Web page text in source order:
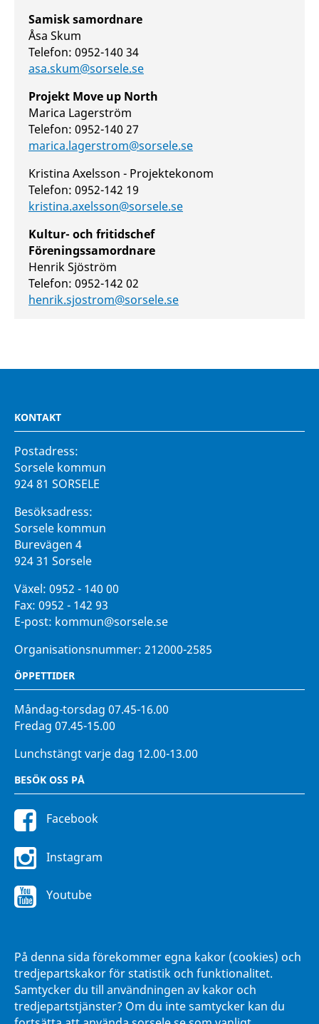
På denna sida förekommer egna kakor (cookies) och
tredjepartskakor för statistik och funktionalitet.
Samtycker du till användningen av kakor och
tredjepartstjänster? Om du inte samtycker kan du
Samisk samordnare
Åsa Skum
Telefon: 0952-140 34
asa.skum@sorsele.se
Projekt Move up North
Marica Lagerström
Telefon: 0952-140 27
marica.lagerstrom@sorsele.se
Kristina Axelsson - Projektekonom
Telefon: 0952-142 19
kristina.axelsson@sorsele.se
Kultur- och fritidschef
Föreningssamordnare
Henrik Sjöström
Telefon: 0952-142 02
henrik.sjostrom@sorsele.se
KONTAKT
Postadress:
Sorsele kommun
924 81 SORSELE
Besöksadress:
Sorsele kommun
Burevägen 4
924 31 Sorsele
Växel: 0952 - 140 00
Fax: 0952 - 142 93
E-post: kommun@sorsele.se
Organisationsnummer: 212000-2585
ÖPPETTIDER
Måndag-torsdag 07.45-16.00
Fredag 07.45-15.00
Lunchstängt varje dag 12.00-13.00
BESÖK OSS PÅ
Facebook
Instagram
Youtube
Intranätet Hänna